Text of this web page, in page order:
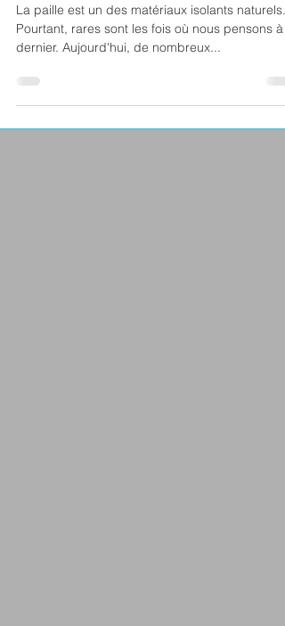
écartée
La paille est un des matériaux isolants naturels.
dernier. Aujourd'hui, de nombreux...